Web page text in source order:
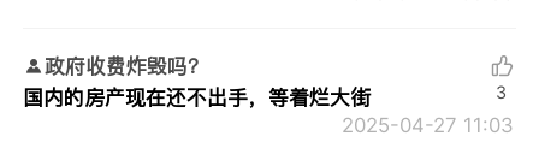
政府收费炸毁吗？
国内的房产现在还不出手，等着烂大街
2025-04-27 11:03
3